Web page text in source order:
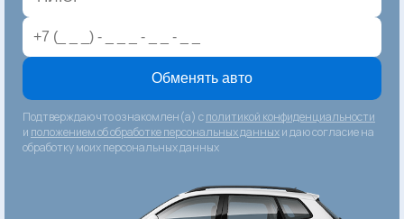
Обменять авто
Подтверждаю что ознакомлен(а) сполитикой конфиденциальности
и положением об обработке персональных данныхи даю согласие на
обработку моих персональных данных